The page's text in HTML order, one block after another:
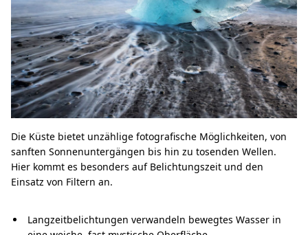
Die Küste bietet unzählige fotografische Möglichkeiten, von
sanften Sonnenuntergängen bis hin zu tosenden Wellen.
Hier kommt es besonders auf Belichtungszeit und den
Einsatz von Filtern an.
Langzeitbelichtungen verwandeln bewegtes Wasser in